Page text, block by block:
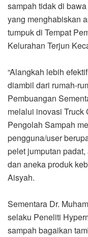
sampah tidak di
yang menghabiskan
tumpuk di Tempat
Kelurahan Terjun
“Alangkah lebih
diambil dari rumah-
Pembuangan
melalui inovasi Truck
Pengolah Sampah
pengguna/user
pelet jumputan
dan aneka produk
Aisyah.
Sementara Dr.
selaku Peneliti
sampah bagaikan